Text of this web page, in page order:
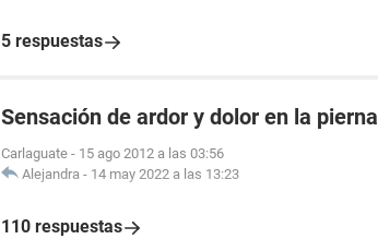
5 respuestas
Sensación de ardor y dolor en la pierna
Carlaguate - 15 ago 2012 a las 03:56
Alejandra - 14 may 2022 a las 13:23
110 respuestas